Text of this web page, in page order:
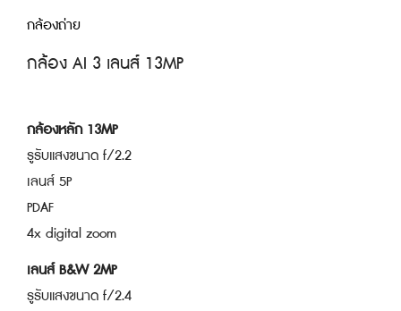
กล้องถ่าย
กล้อง AI 3 เลนส์ 13MP
กล้องหลัก 13MP
รูรับแสงขนาด f/2.2
เลนส์ 5P
PDAF
4x digital zoom
เลนส์ B&W 2MP
รูรับแสงขนาด f/2.4